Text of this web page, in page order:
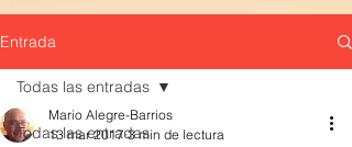
Entrada
Todas las entradas
Todas las entradas
Mario Alegre-Barrios
13 mar 2017 3 min de lectura